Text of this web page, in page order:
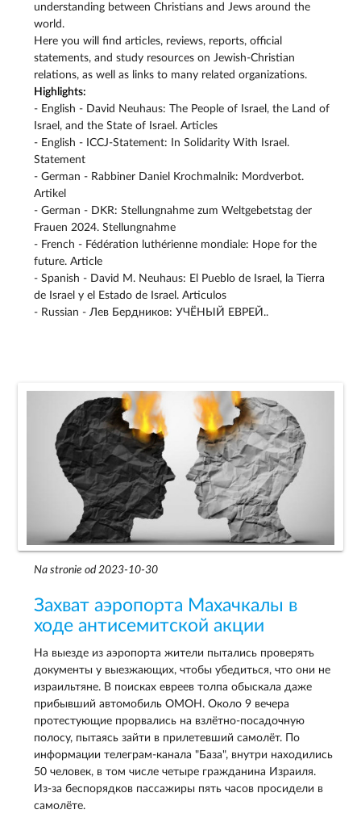
understanding between Christians and Jews around the
world.
Here you will find articles, reviews, reports, official
statements, and study resources on Jewish-Christian
relations, as well as links to many related organizations.
Highlights:
- English - David Neuhaus: The People of Israel, the Land of
Israel, and the State of Israel. Articles
- English - ICCJ-Statement: In Solidarity With Israel.
Statement
- German - Rabbiner Daniel Krochmalnik: Mordverbot.
Artikel
- German - DKR: Stellungnahme zum Weltgebetstag der
Frauen 2024. Stellungnahme
- French - Fédération luthérienne mondiale: Hope for the
future. Article
- Spanish - David M. Neuhaus: El Pueblo de Israel, la Tierra
de Israel y el Estado de Israel. Articulos
- Russian - Лев Бердников: УЧЁНЫЙ ЕВРЕЙ..
Na stronie od 2023-10-30
Захват аэропорта Махачкалы в
ходе антисемитской акции
На выезде из аэропорта жители пытались проверять
документы у выезжающих, чтобы убедиться, что они не
израильтяне. В поисках евреев толпа обыскала даже
прибывший автомобиль ОМОН. Около 9 вечера
протестующие прорвались на взлётно-посадочную
полосу, пытаясь зайти в прилетевший самолёт. По
информации телеграм-канала "База", внутри находились
50 человек, в том числе четыре гражданина Израиля.
Из-за беспорядков пассажиры пять часов просидели в
самолёте.